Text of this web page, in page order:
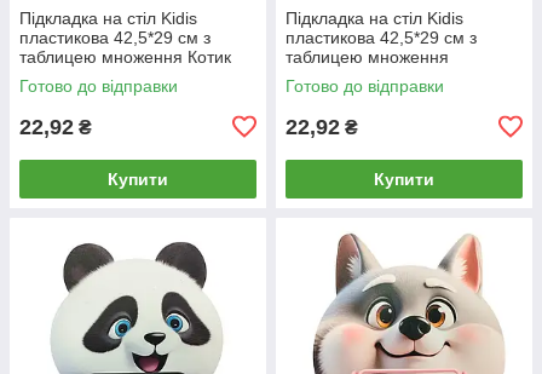
Підкладка на стіл Kidis
пластикова 42,5*29 см з
таблицею множення Котик
KD3077
Готово до відправки
22,92 ₴
Купити
Підкладка на стіл Kidis
пластикова 42,5*29 см з
таблицею множення
Ведмедик KD3078
Готово до відправки
22,92 ₴
Купити